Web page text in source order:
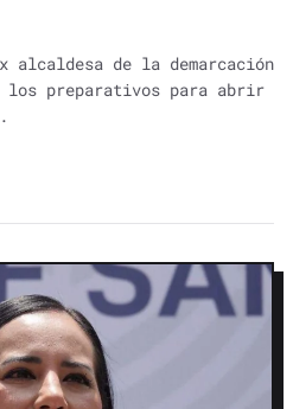
alcaldesa de la demarcación
los preparativos para abrir